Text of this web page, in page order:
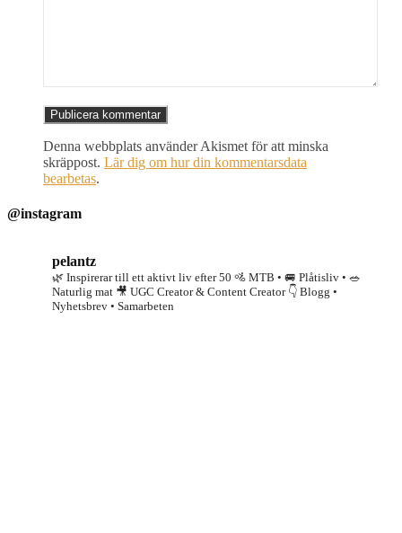
Denna webbplats använder Akismet för att minska
skräppost. Lär dig om hur din kommentarsdata
bearbetas.
@instagram
pelantz
🌿 Inspirerar till ett aktivt liv efter 50 🚵 MTB • 🚐 Plåtisliv • 🥗
Naturlig mat 🎥 UGC Creator & Content Creator👇 Blogg •
Nyhetsbrev • Samarbeten